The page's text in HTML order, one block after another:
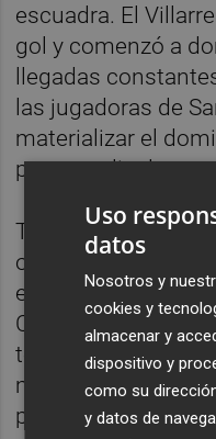
escuadra. El
gol y comenzó a
llegadas
las jugadoras de
materializar el
para ampliar la
Tras el descanso,
oportunidad desde
el envío fue directo
Carbonell, titular
temporada, y, tras
murciano, el
partido.
Uso
datos
Nosotros y
cookies y
almacenar y
dispositivo y
como su
y datos de